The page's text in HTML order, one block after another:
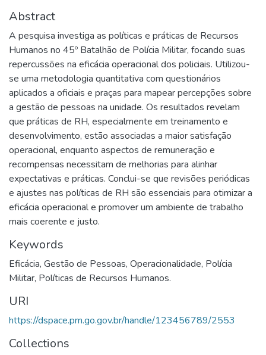
Abstract
A pesquisa investiga as políticas e práticas de Recursos
Humanos no 45º Batalhão de Polícia Militar, focando suas
repercussões na eficácia operacional dos policiais. Utilizou-
se uma metodologia quantitativa com questionários
aplicados a oficiais e praças para mapear percepções sobre
a gestão de pessoas na unidade. Os resultados revelam
que práticas de RH, especialmente em treinamento e
desenvolvimento, estão associadas a maior satisfação
operacional, enquanto aspectos de remuneração e
recompensas necessitam de melhorias para alinhar
expectativas e práticas. Conclui-se que revisões periódicas
e ajustes nas políticas de RH são essenciais para otimizar a
eficácia operacional e promover um ambiente de trabalho
mais coerente e justo.
Keywords
Eficácia, Gestão de Pessoas, Operacionalidade, Polícia
Militar, Políticas de Recursos Humanos.
URI
https://dspace.pm.go.gov.br/handle/123456789/2553
Collections